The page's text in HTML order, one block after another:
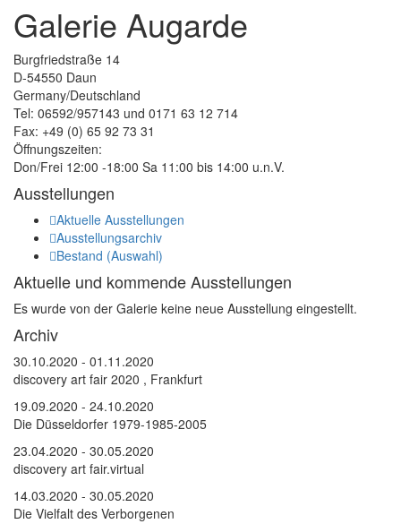
Galerie Augarde
Burgfriedstraße 14
D-54550 Daun
Germany/Deutschland
Tel: 06592/957143 und 0171 63 12 714
Fax: +49 (0) 65 92 73 31
Öffnungszeiten:
Don/Frei 12:00 -18:00 Sa 11:00 bis 14:00 u.n.V.
Ausstellungen
Aktuelle Ausstellungen
Ausstellungsarchiv
Bestand (Auswahl)
Aktuelle und kommende Ausstellungen
Es wurde von der Galerie keine neue Ausstellung eingestellt.
Archiv
30.10.2020 - 01.11.2020
discovery art fair 2020 , Frankfurt
19.09.2020 - 24.10.2020
Die Düsseldorfer 1979-1985-2005
23.04.2020 - 30.05.2020
discovery art fair.virtual
14.03.2020 - 30.05.2020
Die Vielfalt des Verborgenen